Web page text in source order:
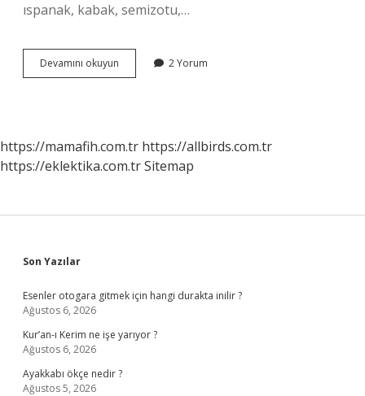
ıspanak, kabak, semizotu,…
Devamını okuyun
Hangi
2 Yorum
https://mamafih.com.tr https://allbirds.com.tr
https://eklektika.com.trSitemap
Sidebar
Son Yazılar
Esenler otogara gitmek için hangi durakta inilir ?
Ağustos 6, 2026
Kur’an-ı Kerim ne işe yarıyor ?
Ağustos 6, 2026
Ayakkabı ökçe nedir ?
Ağustos 5, 2026